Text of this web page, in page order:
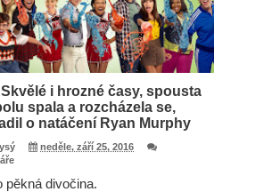
i hrozné časy, spousta
spala a rozcházela se,
o natáčení Ryan Murphy
neděle, září 25, 2016
pěkná divočina.